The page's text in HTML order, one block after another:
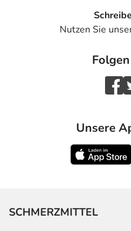
Nutzen Sie
Unsere
SCHMERZMITTEL